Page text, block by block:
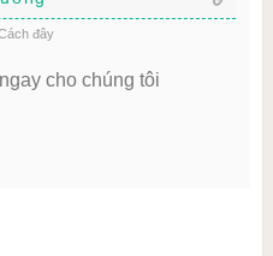
đây
cho chúng tôi